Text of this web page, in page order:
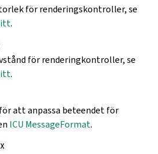
för renderingskontroller, se
.
för renderingkontroller, se
.
att anpassa beteendet för
ICU MessageFormat.